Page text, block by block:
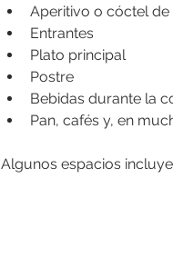
Aperitivo o cóctel de
Entrantes
Plato principal
Postre
Bebidas durante la
Pan, cafés y, en
Algunos espacios